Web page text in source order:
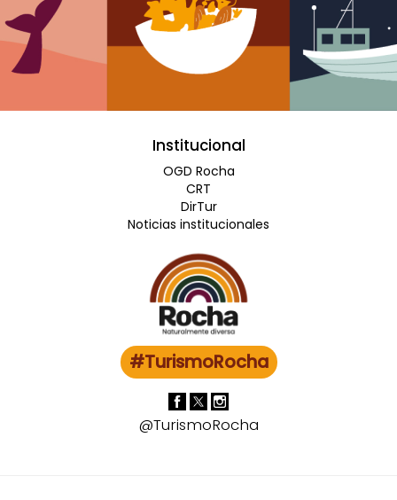
Institucional
OGD Rocha
CRT
DirTur
Noticias institucionales
#TurismoRocha
@TurismoRocha